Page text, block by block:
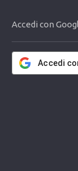
Accedi con
Accedi